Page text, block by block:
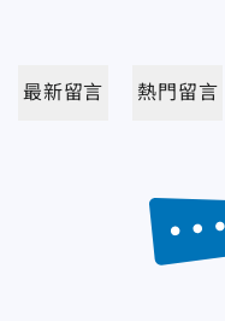
最新留言 熱門留言